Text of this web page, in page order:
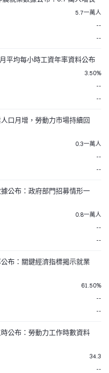
5.7一萬人
--
--
平均每小時工資年率資料公布
3.50%
--
--
口月增，勞動力市場持續回
0.3一萬人
--
--
公布：政府部門招募情形一
0.8一萬人
--
--
布：關鍵經濟指標揭示就業
61.50%
--
--
公布：勞動力工作時數資料
34.3
--